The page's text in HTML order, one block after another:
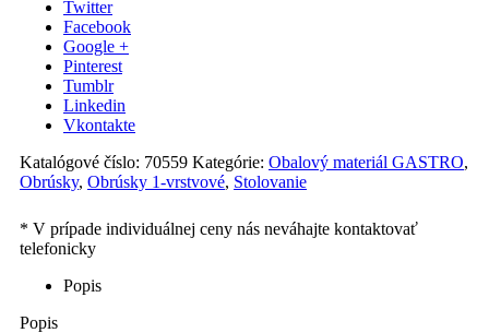
Twitter
Facebook
Google +
Pinterest
Tumblr
Linkedin
Vkontakte
Katalógové číslo: 70559 Kategórie: Obalový materiál GASTRO,
Obrúsky, Obrúsky 1-vrstvové, Stolovanie
Popis
Popis